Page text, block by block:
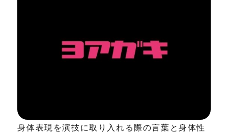
身体表現を演技に取り入れる際の言葉と身体性